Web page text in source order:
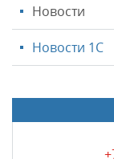
Новости
Новости 1С